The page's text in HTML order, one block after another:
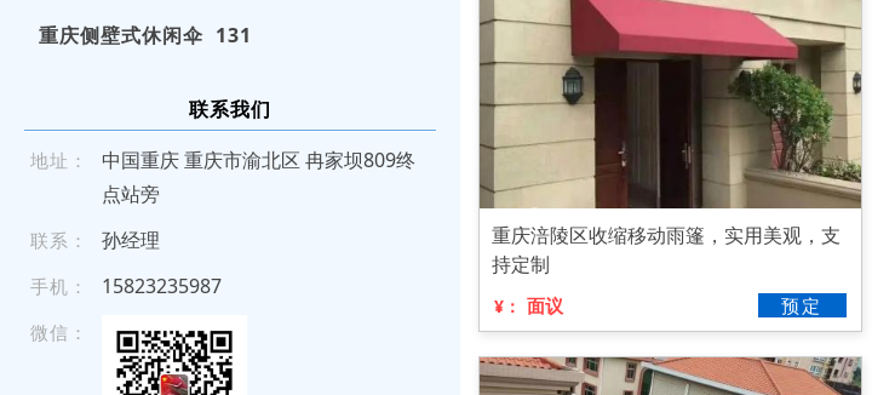
重庆侧壁式休闲伞 131
联系我们
地址：
中国重庆 重庆市渝北区 冉家坝809终
点站旁
联系： 孙经理
手机： 15 8 2 3 235 9 87
微信：
重庆涪陵区收缩移动雨篷，实用美观，支
持定制
¥： 面议 预定